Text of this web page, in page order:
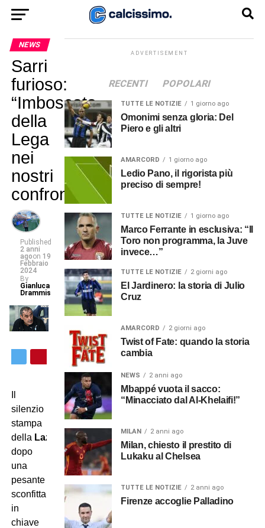
NEWS
Sarri
furioso:
“Imboscata
della
Lega
nei
nostri
confronti”
Published
2 anni
agoon 19
Febbraio
2024
By
Gianluca
Drammis
silenzio
stampa
della Lazio
arriva
dopo
una
pesante
sconfitta
in
chiave
ADVERTISEMENT
RECENTI POPOLARI
TUTTE LE NOTIZIE 1 giorno ago
Omonimi senza gloria: Del
Piero e gli altri
AMARCORD 1 giorno ago
Ledio Pano, il rigorista più
preciso di sempre!
TUTTE LE NOTIZIE 1 giorno ago
Marco Ferrante in esclusiva: “Il
Toro non programma, la Juve
invece…”
TUTTE LE NOTIZIE 2 giorni ago
El Jardinero: la storia di Julio
Cruz
AMARCORD 2 giorni ago
Twist of Fate: quando la storia
cambia
NEWS 2 anni ago
Mbappé vuota il sacco:
“Minacciato dal Al-Khelaifi!”
MILAN 2 anni ago
Milan, chiesto il prestito di
Lukaku al Chelsea
TUTTE LE NOTIZIE 2 anni ago
Firenze accoglie Palladino